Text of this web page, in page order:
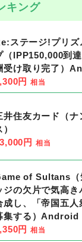
キング
ステージ!プリズ
（IPP150,000到
受け取り完了）
円 相当
井住友カード（ナ
）
円 相当
of Sultans（
ジの欠片で気高き
成し、「帝国五人
集する）Android
円 相当